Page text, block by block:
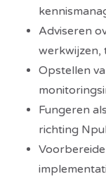
Adviseren
werkwijzen,
Opstellen
Fungeren
richting